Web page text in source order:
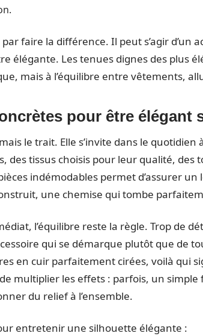
faire la différence. Il peut s’agir d’un
élégante. Les tenues dignes des plus
mais à l’équilibre entre vêtements,
pour être élégant
le trait. Elle s’invite dans le
des tissus choisis pour leur qualité, des
indémodables permet d’assurer
une chemise qui tombe
l’équilibre reste la règle. Trop de
qui se démarque plutôt que de
en cuir parfaitement cirées, voilà qui
multiplier les effets : parfois, un
du relief à l’ensemble.
entretenir une silhouette élégante :